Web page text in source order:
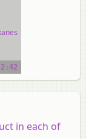
in each of